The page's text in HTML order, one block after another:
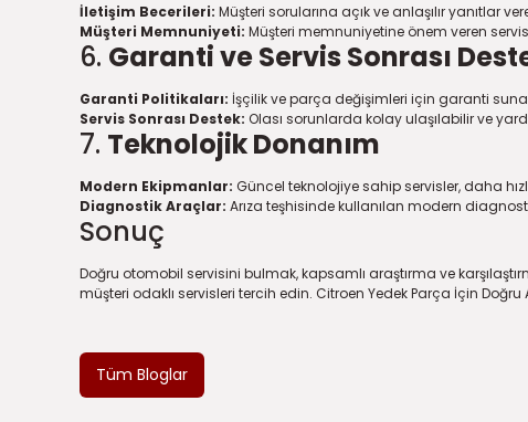
İletişim Becerileri: Müşteri sorularına açık ve anlaşılır yanıtlar
Müşteri Memnuniyeti: Müşteri memnuniyetine önem veren
6. Garanti ve Servis Sonrası
Garanti Politikaları: İşçilik ve parça değişimleri için garanti
Servis Sonrası Destek: Olası sorunlarda kolay ulaşılabilir ve
7. Teknolojik Donanım
Modern Ekipmanlar: Güncel teknolojiye sahip servisler, daha
Diagnostik Araçlar: Arıza teşhisinde kullanılan modern
Sonuç
Doğru otomobil servisini bulmak, kapsamlı araştırma ve
müşteri odaklı servisleri tercih edin. Citroen Yedek Parça İçin Doğru
Tüm Bloglar